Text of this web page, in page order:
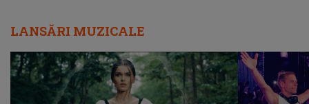
LANSĂRI MUZICALE